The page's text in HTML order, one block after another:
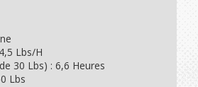
Lbs/H
30 Lbs) : 6,6 Heures
Lbs